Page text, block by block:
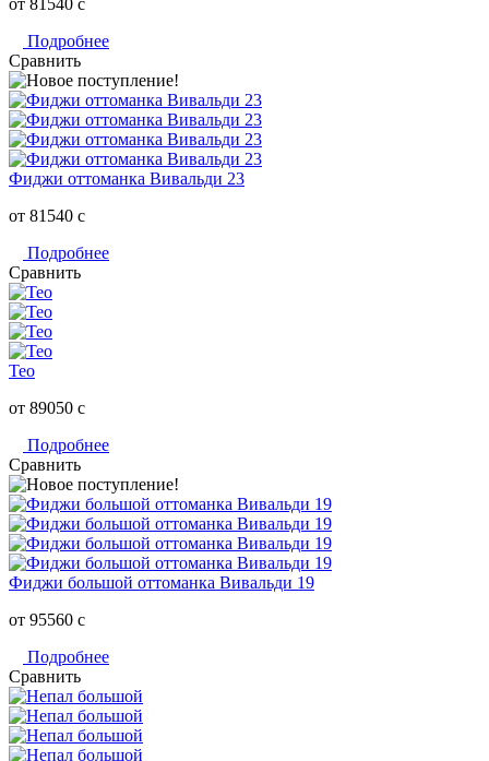
Подробнее
Сравнить
Фиджи оттоманка Вивальди 23
от 81540 c
Подробнее
Сравнить
Тео
от 89050 c
Подробнее
Сравнить
Фиджи большой оттоманка Вивальди 19
от 95560 c
Подробнее
Сравнить